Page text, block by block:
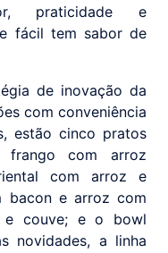
praticidade e
fácil tem sabor de
de inovação da
com conveniência
estão cinco pratos
frango com arroz
com arroz e
bacon e arroz com
e couve; e o bowl
novidades, a linha